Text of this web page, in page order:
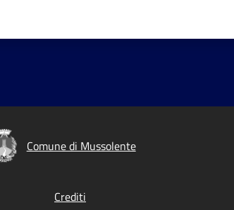
Comune di Mussolente
Crediti